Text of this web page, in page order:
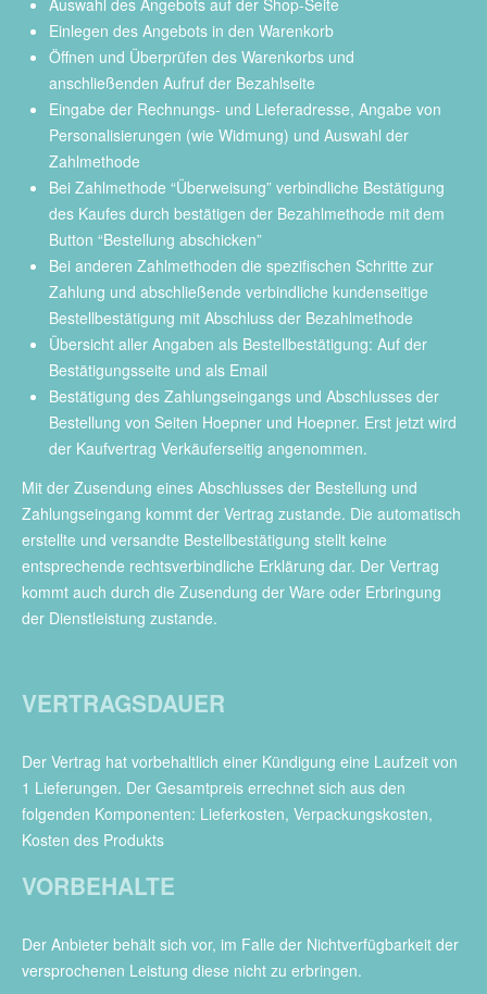
Auswahl des Angebots auf der Shop-Seite
Einlegen des Angebots in den Warenkorb
Öffnen und Überprüfen des Warenkorbs und
anschließenden Aufruf der Bezahlseite
Eingabe der Rechnungs- und Lieferadresse, Angabe von
Personalisierungen (wie Widmung) und Auswahl der
Zahlmethode
Bei Zahlmethode “Überweisung” verbindliche Bestätigung
des Kaufes durch bestätigen der Bezahlmethode mit dem
Button “Bestellung abschicken”
Bei anderen Zahlmethoden die spezifischen Schritte zur
Zahlung und abschließende verbindliche kundenseitige
Bestellbestätigung mit Abschluss der Bezahlmethode
Übersicht aller Angaben als Bestellbestätigung: Auf der
Bestätigungsseite und als Email
Bestätigung des Zahlungseingangs und Abschlusses der
Bestellung von Seiten Hoepner und Hoepner. Erst jetzt wird
der Kaufvertrag Verkäuferseitig angenommen.
Mit der Zusendung eines Abschlusses der Bestellung und
Zahlungseingang kommt der Vertrag zustande. Die automatisch
erstellte und versandte Bestellbestätigung stellt keine
entsprechende rechtsverbindliche Erklärung dar. Der Vertrag
kommt auch durch die Zusendung der Ware oder Erbringung
der Dienstleistung zustande.
VERTRAGSDAUER
Der Vertrag hat vorbehaltlich einer Kündigung eine Laufzeit von
1 Lieferungen. Der Gesamtpreis errechnet sich aus den
folgenden Komponenten: Lieferkosten, Verpackungskosten,
Kosten des Produkts
VORBEHALTE
Der Anbieter behält sich vor, im Falle der Nichtverfügbarkeit der
versprochenen Leistung diese nicht zu erbringen.